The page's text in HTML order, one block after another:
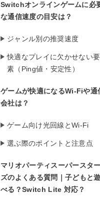
Switchオンラインゲームに必
な通信速度の目安は？
ジャンル別の推奨速度
快適なプレイに欠かせない要
素（Ping値・安定性）
ゲームが快適になるWi-Fiや通
会社は？
ゲーム向け光回線とWi-Fi
選ぶ際のポイントと注意点
マリオパーティスーパースター
ズのよくある質問｜子どもと遊
べる？Switch Lite 対応？